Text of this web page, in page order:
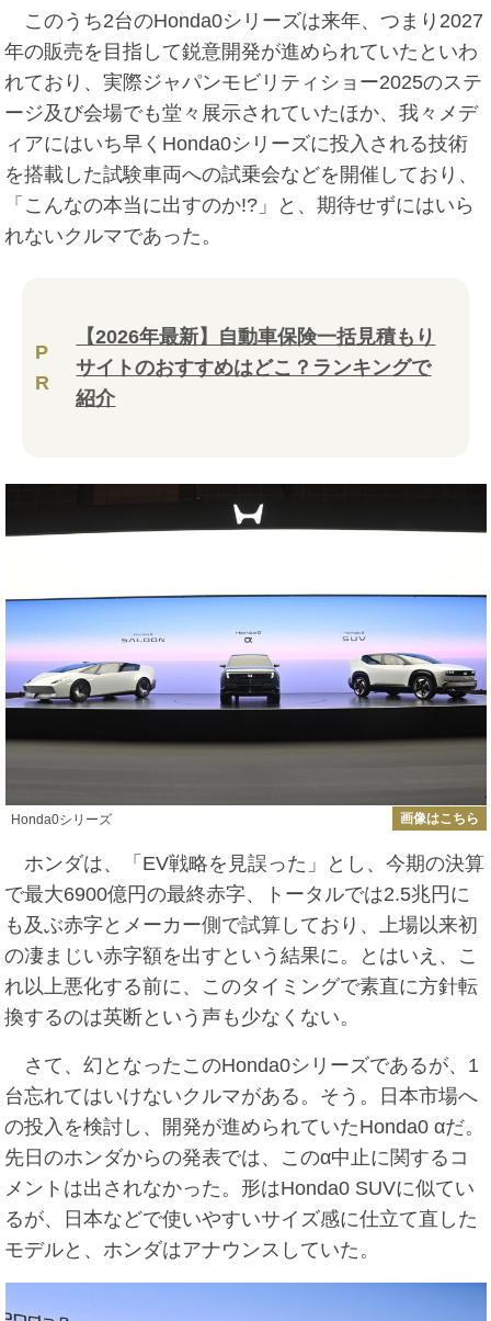
このうち2台のHonda0シリーズは来年、つまり2027
年の販売を目指して鋭意開発が進められていたといわ
れており、実際ジャパンモビリティショー2025のステ
ージ及び会場でも堂々展示されていたほか、我々メデ
ィアにはいち早くHonda0シリーズに投入される技術
を搭載した試験車両への試乗会などを開催しており、
「こんなの本当に出すのか!?」と、期待せずにはいら
れないクルマであった。
P
R
【2026年最新】自動車保険一括見積もり
サイトのおすすめはどこ？ランキングで
紹介
Honda0シリーズ 画像はこちら
ホンダは、「EV戦略を見誤った」とし、今期の決算
で最大6900億円の最終赤字、トータルでは2.5兆円に
も及ぶ赤字とメーカー側で試算しており、上場以来初
の凄まじい赤字額を出すという結果に。とはいえ、こ
れ以上悪化する前に、このタイミングで素直に方針転
換するのは英断という声も少なくない。
さて、幻となったこのHonda0シリーズであるが、1
台忘れてはいけないクルマがある。そう。日本市場へ
の投入を検討し、開発が進められていたHonda0 αだ。
先日のホンダからの発表では、このα中止に関するコ
メントは出されなかった。形はHonda0 SUVに似てい
るが、日本などで使いやすいサイズ感に仕立て直した
モデルと、ホンダはアナウンスしていた。